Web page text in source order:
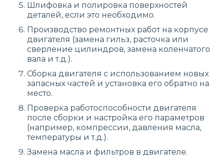
Шлифовка и полировка поверхностей
деталей, если это необходимо.
Производство ремонтных работ на корпусе
двигателя (замена гильз, расточка или
сверление цилиндров, замена коленчатого
вала и т.д.).
Сборка двигателя с использованием новых
запасных частей и установка его обратно на
место.
Проверка работоспособности двигателя
после сборки и настройка его параметров
(например, компрессии, давления масла,
температуры и т.д.).
Замена масла и фильтров в двигателе.